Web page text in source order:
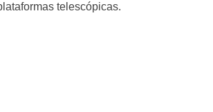
telescópicas.